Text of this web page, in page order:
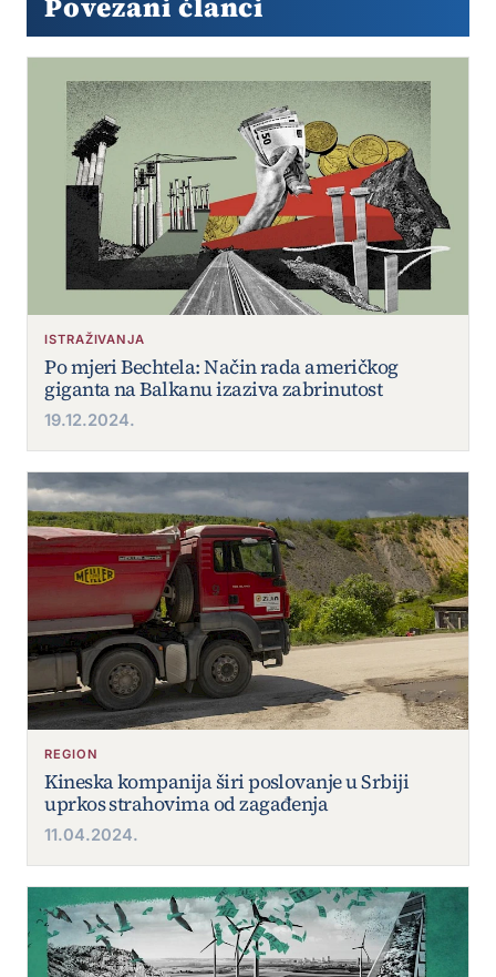
ISTRAŽIVANJA
Po mjeri Bechtela: Način rada američkog
giganta na Balkanu izaziva zabrinutost
19.12.2024.
REGION
Kineska kompanija širi poslovanje u Srbiji
uprkos strahovima od zagađenja
11.04.2024.